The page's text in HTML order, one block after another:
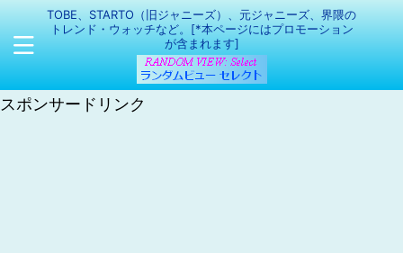
TOBE、STARTO（旧ジャニーズ）、元ジャニーズ、界隈の
トレンド・ウォッチなど。[*本ページにはプロモーション
が含まれます]
スポンサードリンク